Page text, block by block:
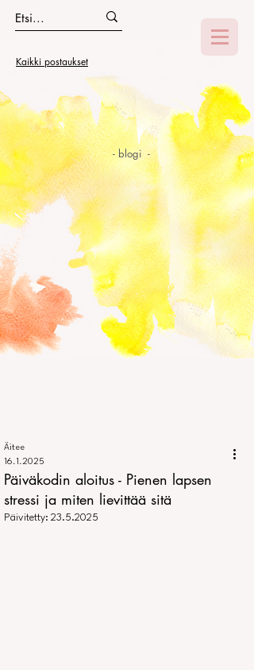
Kaikki postaukset
- blogi -
Päiväkodin aloitus - Pienen lapsen
stressi ja miten lievittää sitä
Äitee
16.1.2025
Päivitetty: 23.5.2025